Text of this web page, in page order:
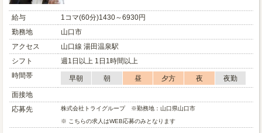
給与
1コマ(60分)1430～6930円
勤務地
山口市
アクセス
山口線 湯田温泉駅
シフト
週1日以上 1日1時間以上
時間帯
早朝 朝 昼 夕方 夜
夜勤
面接地
応募先
株式会社トライグループ ※勤務地：山口県山口市
※ こちらの求人はWEB応募のみとなります